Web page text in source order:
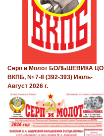
Серп и Молот БОЛЬШЕВИКА ЦО
ВКПБ, № 7-8 (392-393) Июль-
Август 2026 г.